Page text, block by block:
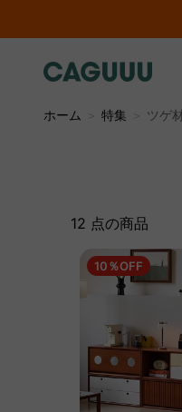
ホーム
特集 ツゲ
12 点の商品
10％OFF